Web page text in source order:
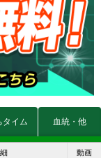
タイム 血統・他
動画